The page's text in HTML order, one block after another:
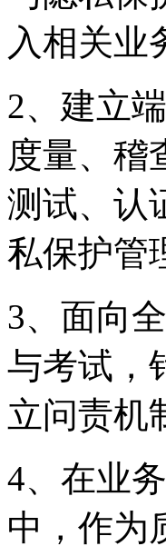
入相关业
2、建
度量、
测试、
私保护管
3、面
与考试
立问责机
4、在
中，作